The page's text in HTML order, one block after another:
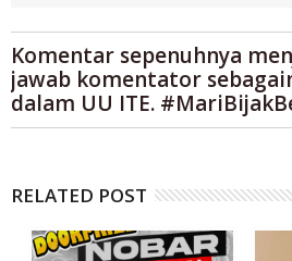
Komentar sepenuhnya
jawab komentator
dalam UU ITE.
RELATED POST